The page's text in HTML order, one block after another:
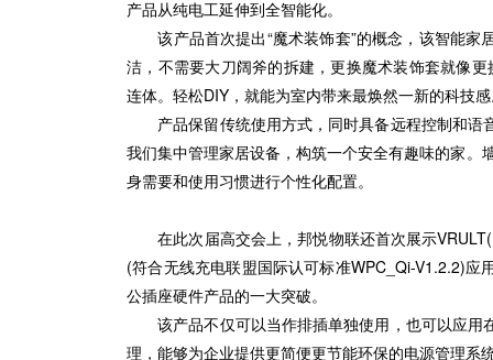
产品从纯电工延伸到全智能化。
该产品首次提出“魔术装饰套”的概念，该智能家
洁，不需要大刀阔斧的拆建，更换魔术装饰套就像
连体。轻松DIY，就能为室内带来最焕然一新的科技
产品保留传统使用方式，同时具备远程控制和语
我们集中管理家居设备，构筑一个安全有趣味的家。
身需要和使用习惯进行个性化配置。
在此次届高交会上，邦悦物联还首次展示
(符合无线充电联盟国际认可标准WPC_Qi-V1.2.2)
公插座硬件产品的一大突破。
该产品不仅可以当作排插单独使用，也可以应用
理，能够为企业提供更简便更节能环保的电源管理系